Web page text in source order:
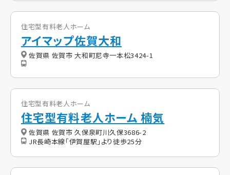
住宅型有料老人ホーム
アイマップ佐賀大和
佐賀県 佐賀市 大和町尼寺一本松3424-1
住宅型有料老人ホーム
住宅型有料老人ホーム 楠気
佐賀県 佐賀市 久保泉町川久保3686-2
JR長崎本線｢伊賀屋駅｣より徒歩25分